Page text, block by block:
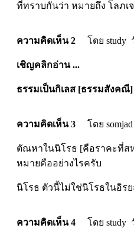
ที่ทราบกันว่า หมายถึง โลภเ
ความคิดเห็น 2 โดย study
เชิญคลิกอ่าน ...
ธรรมเป็นกิเลส [ธรรมสังคณี]
ความคิดเห็น 3 โดย
ตัณหาในนิโรธ [คือราคะที่ส
หมายคืออย่างไรครับ
นิโรธ ตัวนี้ไม่ใช่นิโรธในอิร
ความคิดเห็น 4 โดย study